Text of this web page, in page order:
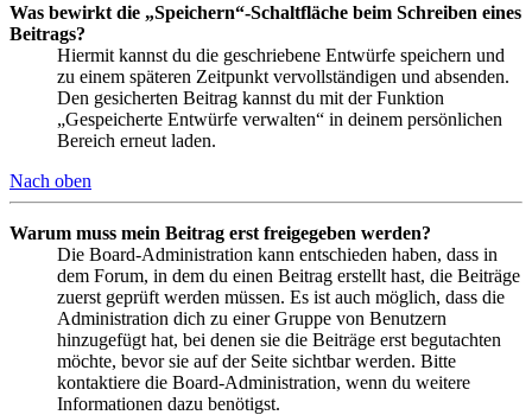
Was bewirkt die „Speichern“-Schaltfläche beim Schreiben eines
Beitrags?
Hiermit kannst du die geschriebene Entwürfe speichern und
zu einem späteren Zeitpunkt vervollständigen und absenden.
Den gesicherten Beitrag kannst du mit der Funktion
„Gespeicherte Entwürfe verwalten“ in deinem persönlichen
Bereich erneut laden.
Nach oben
Warum muss mein Beitrag erst freigegeben werden?
Die Board-Administration kann entschieden haben, dass in
dem Forum, in dem du einen Beitrag erstellt hast, die Beiträge
zuerst geprüft werden müssen. Es ist auch möglich, dass die
Administration dich zu einer Gruppe von Benutzern
hinzugefügt hat, bei denen sie die Beiträge erst begutachten
möchte, bevor sie auf der Seite sichtbar werden. Bitte
kontaktiere die Board-Administration, wenn du weitere
Informationen dazu benötigst.